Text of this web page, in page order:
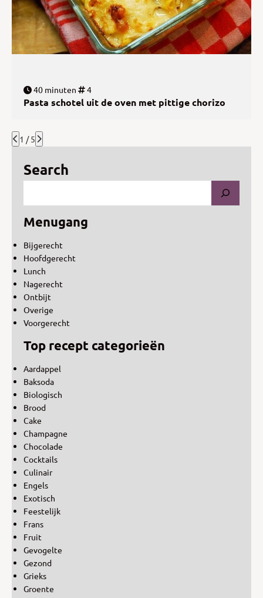
40 minuten 4
Pasta schotel uit de oven met pittige chorizo
1 / 5
Search
Menugang
Bijgerecht
Hoofdgerecht
Lunch
Nagerecht
Ontbijt
Overige
Voorgerecht
Top recept categorieën
Aardappel
Baksoda
Biologisch
Brood
Cake
Champagne
Chocolade
Cocktails
Culinair
Engels
Exotisch
Feestelijk
Frans
Fruit
Gevogelte
Gezond
Grieks
Groente